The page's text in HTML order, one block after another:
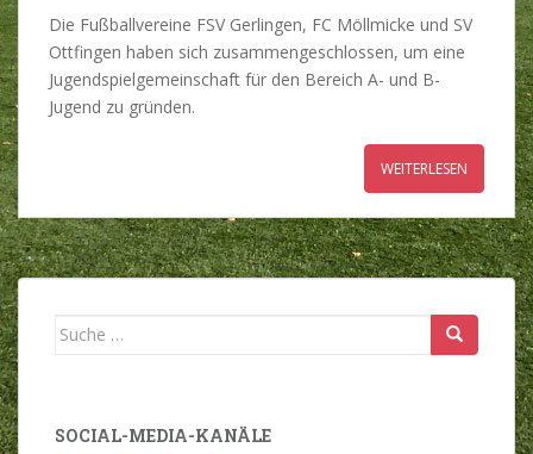
Die Fußballvereine FSV Gerlingen, FC Möllmicke und SV
Ottfingen haben sich zusammengeschlossen, um eine
Jugendspielgemeinschaft für den Bereich A- und B-
Jugend zu gründen.
WEITERLESEN
Suche
SOCIAL-MEDIA-KANÄLE